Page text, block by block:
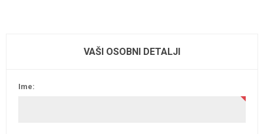
VAŠI OSOBNI DETALJI
Ime: